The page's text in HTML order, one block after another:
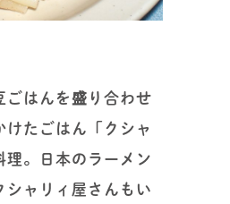
ごはんを盛り合わせ
たごはん「クシャ
理。日本のラーメン
シャリィ屋さんもい